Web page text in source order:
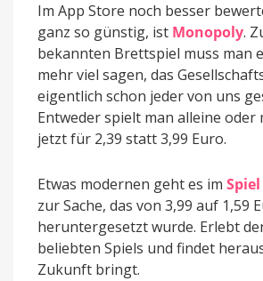
Im App Store noch besser
ganz so günstig, ist Monopoly.
bekannten Brettspiel muss man
mehr viel sagen, das
eigentlich schon jeder von uns
Entweder spielt man alleine oder
jetzt für 2,39 statt 3,99 Euro.
Etwas modernen geht es im
zur Sache, das von 3,99 auf 1,59
heruntergesetzt wurde. Erlebt
beliebten Spiels und findet
Zukunft bringt.